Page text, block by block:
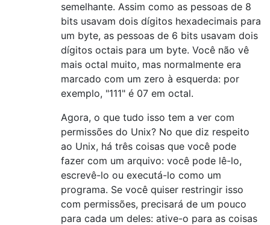
semelhante. Assim como as pessoas de 8
bits usavam dois dígitos hexadecimais para
um byte, as pessoas de 6 bits usavam dois
dígitos octais para um byte. Você não vê
mais octal muito, mas normalmente era
marcado com um zero à esquerda: por
exemplo, "111" é 07 em octal.
Agora, o que tudo isso tem a ver com
permissões do Unix? No que diz respeito
ao Unix, há três coisas que você pode
fazer com um arquivo: você pode lê-lo,
escrevê-lo ou executá-lo como um
programa. Se você quiser restringir isso
com permissões, precisará de um pouco
para cada um deles: ative-o para as coisas